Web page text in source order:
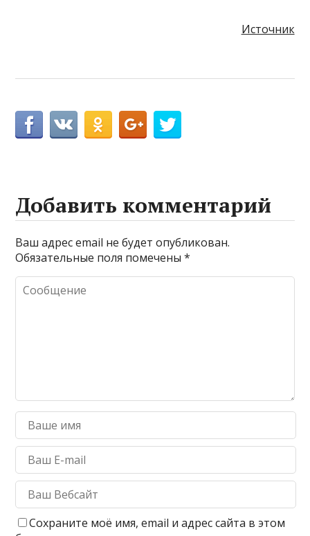
Источник
Добавить комментарий
Ваш адрес email не будет опубликован.
Обязательные поля помечены*
Сохраните моё имя, email и адрес сайта в этом